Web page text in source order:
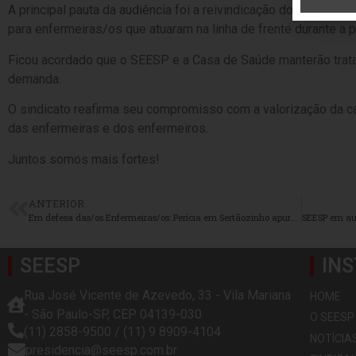
A principal pauta da audiência foi a reivindicação do adicional
para enfermeiras/os que atuaram na linha de frente durante a
Ficou acordado que o SEESP e a Casa de Saúde manterão
demanda.
O sindicato reafirma seu compromisso com a valorização da
das enfermeiras e dos enfermeiros.
Juntos somos mais fortes!
ANTERIOR
SEESP
Rua José Vicente de Azevedo, 33 - Vila Mariana
- São Paulo-SP, CEP 04139-030
(11) 2858-9500 / (11) 9 8909-4104
presidencia@seesp.com.br
HOME
O SEESP